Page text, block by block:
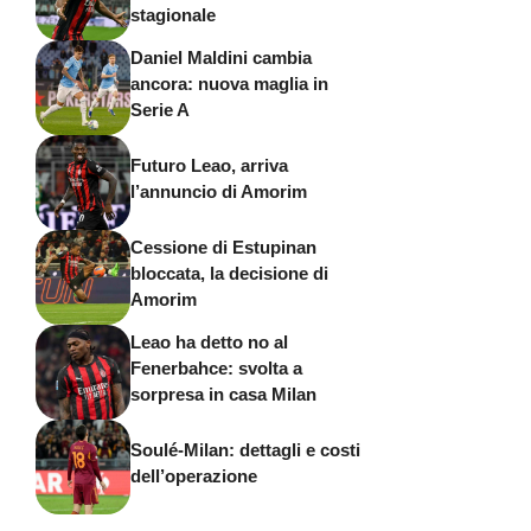
stagionale
Daniel Maldini cambia
ancora: nuova maglia in
Serie A
Futuro Leao, arriva
l’annuncio di Amorim
Cessione di Estupinan
bloccata, la decisione di
Amorim
Leao ha detto no al
Fenerbahce: svolta a
sorpresa in casa Milan
Soulé-Milan: dettagli e costi
dell’operazione